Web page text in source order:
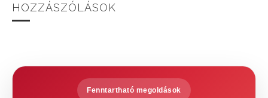
HOZZÁSZÓLÁSOK
Fenntartható megoldások